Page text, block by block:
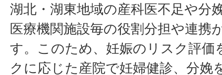
湖北・湖東地域の産科医不足や分
医療機関施設毎の役割分担や連携
す。このため、妊娠のリスク評価
クに応じた産院で妊婦健診、分娩